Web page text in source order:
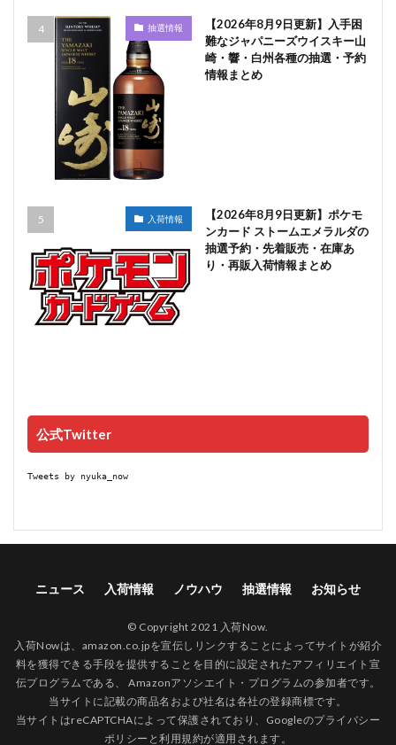
抽選情報
【2026年8月9日更新】入手困
難なジャパニーズウイスキー山
崎・響・白州各種の抽選・予約
情報まとめ
入荷情報
【2026年8月9日更新】ポケモ
ンカード ストームエメラルダの
抽選予約・先着販売・在庫あ
り・再販入荷情報まとめ
公式Twitter
Tweets by nyuka_now
ニュース 入荷情報 ノウハウ 抽選情報 お知らせ
© Copyright 2021 入荷Now.
入荷Nowは、amazon.co.jpを宣伝しリンクすることによってサイトが紹介
料を獲得できる手段を提供することを目的に設定されたアフィリエイト宣
伝プログラムである、 Amazonアソシエイト・プログラムの参加者です。
当サイトに記載の商品名および社名は各社の登録商標です。
当サイトはreCAPTCHAによって保護されており、Googleのプライバシー
ポリシー と利用規約が適用されます。